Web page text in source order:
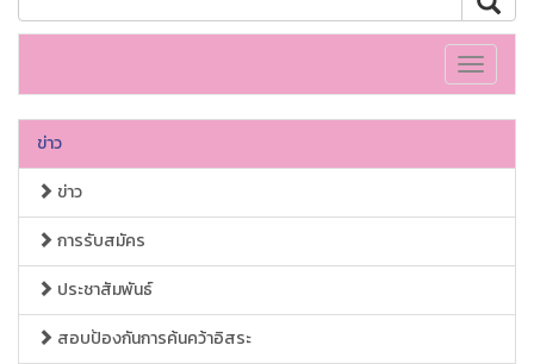
Toggle
ข่าว
ข่าว
การรับสมัคร
ประชาสัมพันธ์
สอบป้องกันการค้นคว้าอิสระ